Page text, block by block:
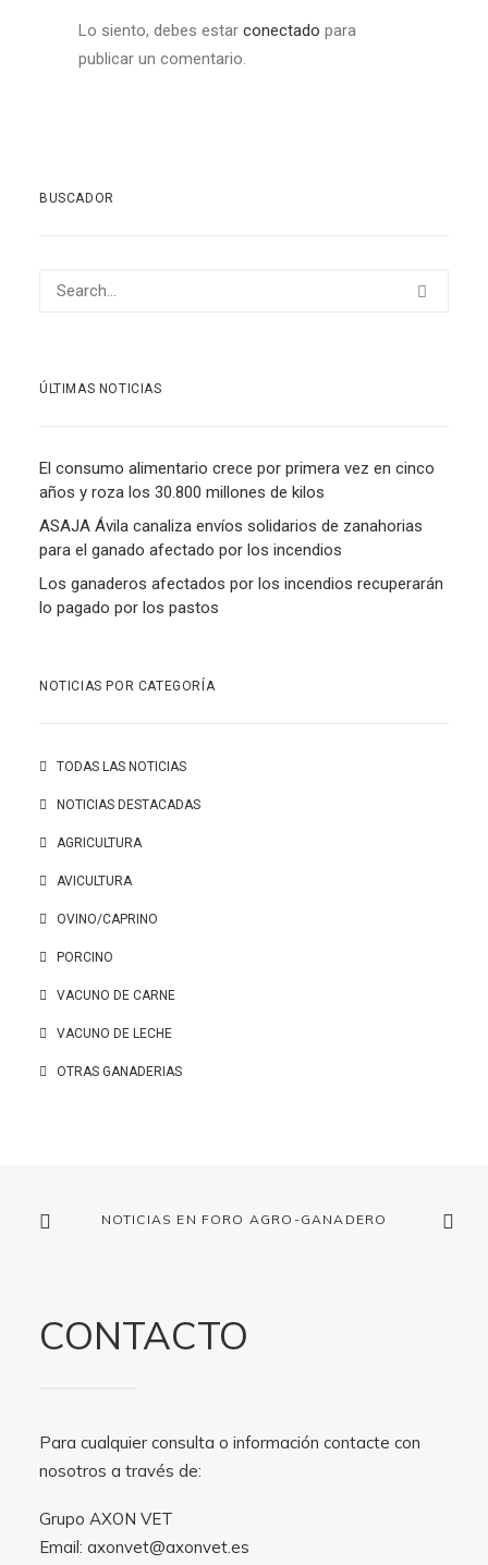
Lo siento, debes estar conectado para
publicar un comentario.
BUSCADOR
ÚLTIMAS NOTICIAS
El consumo alimentario crece por primera vez en cinco
años y roza los 30.800 millones de kilos
ASAJA Ávila canaliza envíos solidarios de zanahorias
para el ganado afectado por los incendios
Los ganaderos afectados por los incendios recuperarán
lo pagado por los pastos
NOTICIAS POR CATEGORÍA
TODAS LAS NOTICIAS
NOTICIAS DESTACADAS
AGRICULTURA
AVICULTURA
OVINO/CAPRINO
PORCINO
VACUNO DE CARNE
VACUNO DE LECHE
OTRAS GANADERIAS
NOTICIAS EN FORO AGRO-GANADERO
CONTACTO
Para cualquier consulta o información contacte con
nosotros a través de:
Grupo AXON VET
Email: axonvet@axonvet.es